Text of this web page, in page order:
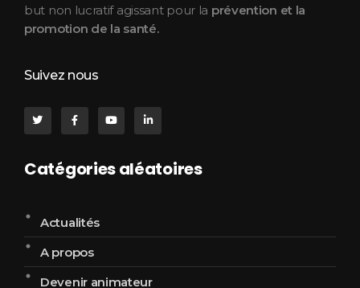
but non lucratif agissant pour la prévention et la
promotion de la santé.
Suivez nous
Catégories aléatoires
Actualités
A propos
Devenir animateur